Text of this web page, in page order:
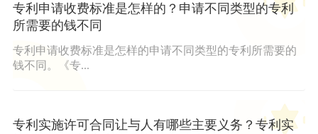
专利申请收费标准是怎样的？申请不同类型的专利
所需要的钱不同
专利申请收费标准是怎样的申请不同类型的专利所需要的
钱不同。《专...
专利实施许可合同让与人有哪些主要义务？专利实